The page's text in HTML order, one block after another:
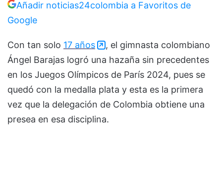
Añadir noticias24colombia a Favoritos de
Google
Con tan solo 17 años
, el gimnasta colombiano
Ángel Barajas logró una hazaña sin precedentes
en los Juegos Olímpicos de París 2024, pues se
quedó con la medalla plata y esta es la primera
vez que la delegación de Colombia obtiene una
presea en esa disciplina.